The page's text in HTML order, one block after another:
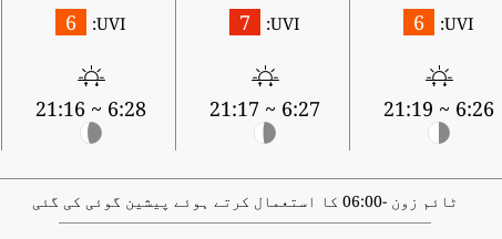
UVI:
6
6:26 ~ 21:19
UVI:
7
6:27 ~ 21:17
UVI:
6
6:28 ~ 21:16
ٹائم زون -06:00 کا استعمال کرتے ہوئے پیشین گوئی کی گئی